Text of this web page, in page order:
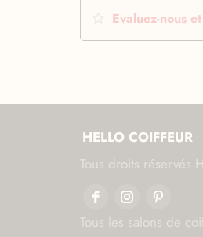
Evaluez-nous
HELLO COIFFEUR
Tous droits réservés
Tous les salons de